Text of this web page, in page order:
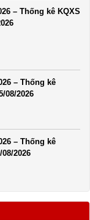
– Thống kê KQXS
– Thống kê
08/2026
– Thống kê
2026